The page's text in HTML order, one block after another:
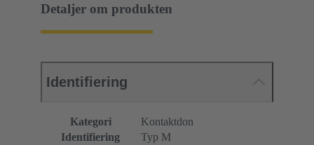
Detaljer om produkten
Identifiering
Kategori
Kontaktdon
Identifiering
Typ M